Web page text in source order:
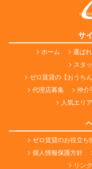
サ
ホーム 選ば
スタ
ゼロ賃貸の【おうちん
代理店募集
仲介
人気エリ
ゼロ賃貸のお役立ち
個人情報保護方針
リン